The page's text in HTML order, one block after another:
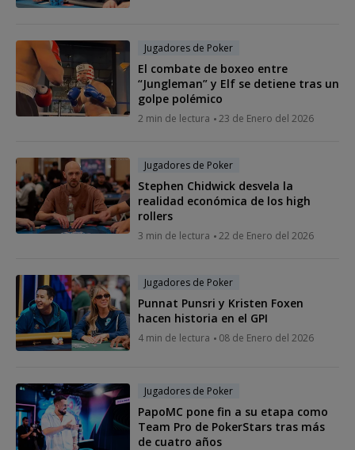
Jugadores de Poker
El combate de boxeo entre
“Jungleman” y Elf se detiene tras un
golpe polémico
2 min de lectura 23 de Enero del 2026
Jugadores de Poker
Stephen Chidwick desvela la
realidad económica de los high
rollers
3 min de lectura 22 de Enero del 2026
Jugadores de Poker
Punnat Punsri y Kristen Foxen
hacen historia en el GPI
4 min de lectura 08 de Enero del 2026
Jugadores de Poker
PapoMC pone fin a su etapa como
Team Pro de PokerStars tras más
de cuatro años